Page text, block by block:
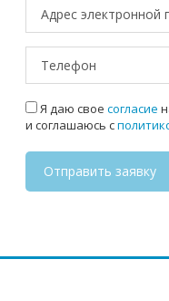
Я даю свое согласие
и соглашаюсь с